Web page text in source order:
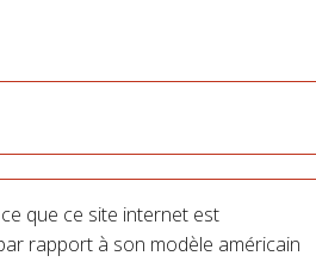
que ce site internet est
rapport à son modèle américain